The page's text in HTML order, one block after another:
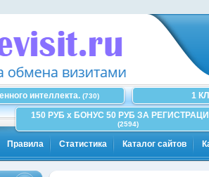
интеллекта. (730)
1
150 РУБ x БОНУС 50 РУБ ЗА
(2594)
Правила Статистика Каталог сайтов